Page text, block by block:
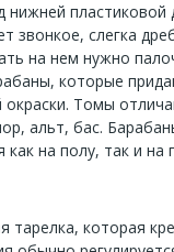
нижней
звонкое, слегка
на нем нужно
которые
Томы
альт, бас.
как на полу, так и на
тарелка, которая